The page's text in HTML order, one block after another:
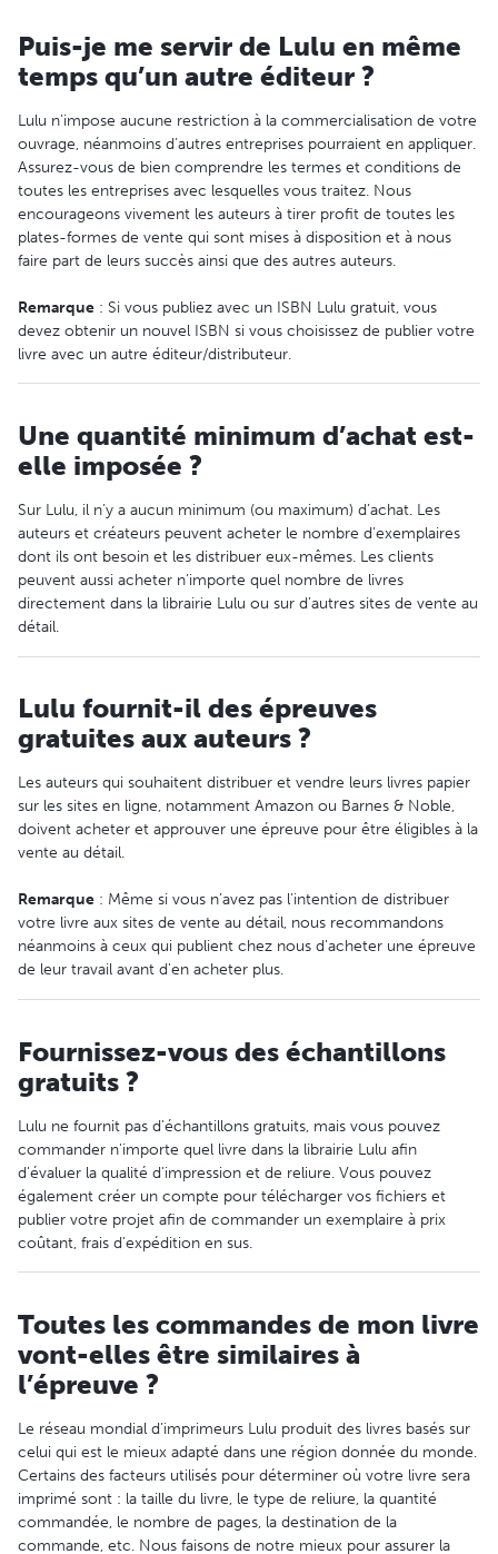
Puis-je me servir de Lulu en même
temps qu’un autre éditeur ?
Lulu n’impose aucune restriction à la commercialisation de votre
ouvrage, néanmoins d’autres entreprises pourraient en appliquer.
Assurez-vous de bien comprendre les termes et conditions de
toutes les entreprises avec lesquelles vous traitez. Nous
encourageons vivement les auteurs à tirer profit de toutes les
plates-formes de vente qui sont mises à disposition et à nous
faire part de leurs succès ainsi que des autres auteurs.
Remarque : Si vous publiez avec un ISBN Lulu gratuit, vous
devez obtenir un nouvel ISBN si vous choisissez de publier votre
livre avec un autre éditeur/distributeur.
Une quantité minimum d’achat est-
elle imposée ?
Sur Lulu, il n’y a aucun minimum (ou maximum) d’achat. Les
auteurs et créateurs peuvent acheter le nombre d’exemplaires
dont ils ont besoin et les distribuer eux-mêmes. Les clients
peuvent aussi acheter n’importe quel nombre de livres
directement dans la librairie Lulu ou sur d’autres sites de vente au
détail.
Lulu fournit-il des épreuves
gratuites aux auteurs ?
Les auteurs qui souhaitent distribuer et vendre leurs livres papier
sur les sites en ligne, notamment Amazon ou Barnes & Noble,
doivent acheter et approuver une épreuve pour être éligibles à la
vente au détail.
Remarque : Même si vous n’avez pas l’intention de distribuer
votre livre aux sites de vente au détail, nous recommandons
néanmoins à ceux qui publient chez nous d'acheter une épreuve
de leur travail avant d'en acheter plus.
Fournissez-vous des échantillons
gratuits ?
Lulu ne fournit pas d'échantillons gratuits, mais vous pouvez
commander n'importe quel livre dans la librairie Lulu afin
d'évaluer la qualité d'impression et de reliure. Vous pouvez
également créer un compte pour télécharger vos fichiers et
publier votre projet afin de commander un exemplaire à prix
coûtant, frais d'expédition en sus.
Toutes les commandes de mon livre
vont-elles être similaires à
l’épreuve ?
Le réseau mondial d’imprimeurs Lulu produit des livres basés sur
celui qui est le mieux adapté dans une région donnée du monde.
Certains des facteurs utilisés pour déterminer où votre livre sera
imprimé sont : la taille du livre, le type de reliure, la quantité
commandée, le nombre de pages, la destination de la
commande, etc. Nous faisons de notre mieux pour assurer la